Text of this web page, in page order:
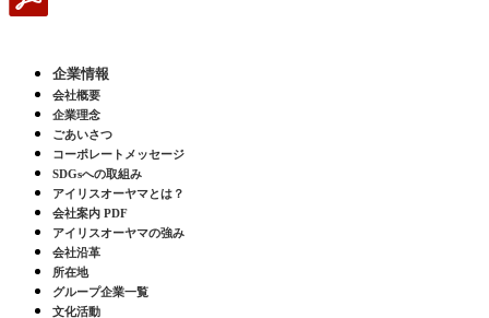
企業情報
会社概要
企業理念
ごあいさつ
コーポレートメッセージ
SDGsへの取組み
アイリスオーヤマとは？
会社案内 PDF
アイリスオーヤマの強み
会社沿革
所在地
グループ企業一覧
文化活動